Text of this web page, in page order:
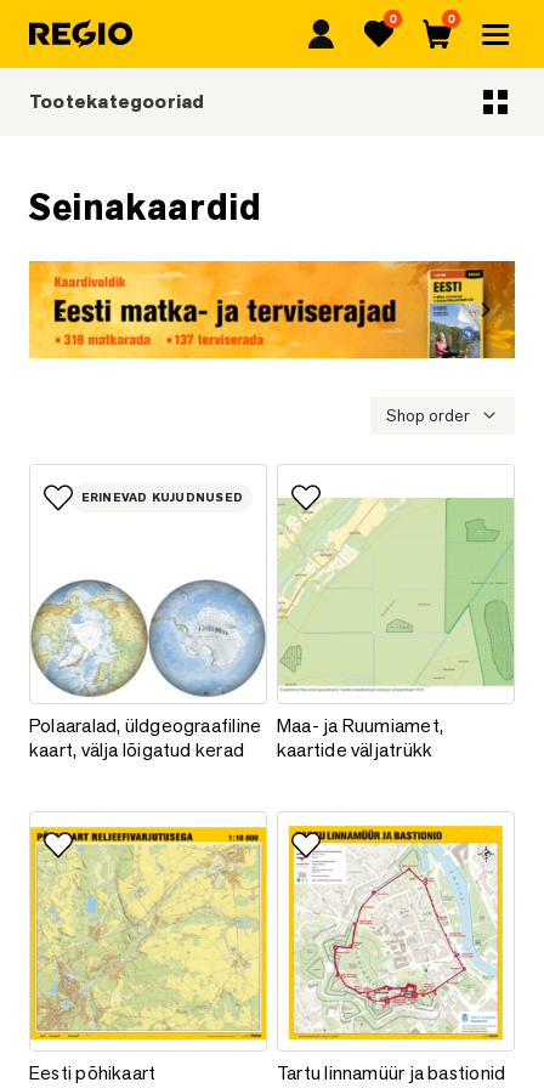
Regio Lemmikud
0
Ostukorv
0
Seinakaardid
Shop order
ERINEVAD KUJUDNUSED
Polaaralad, üldgeograafiline kaart, välja lõigatud kerad
Polaaralad, üldgeograafiline
kaart, välja lõigatud kerad
Lisa lemmikutesse
Maa- ja Ruumiamet, kaartide
Maa- ja Ruumiamet,
kaartide väljatrükk
Lisa lemmikutesse
Eesti põhikaart
Eesti põhikaart
Lisa lemmikutesse
Tartu linnamüür ja bastionid
Tartu linnamüür ja bastionid
Tootekategooriad